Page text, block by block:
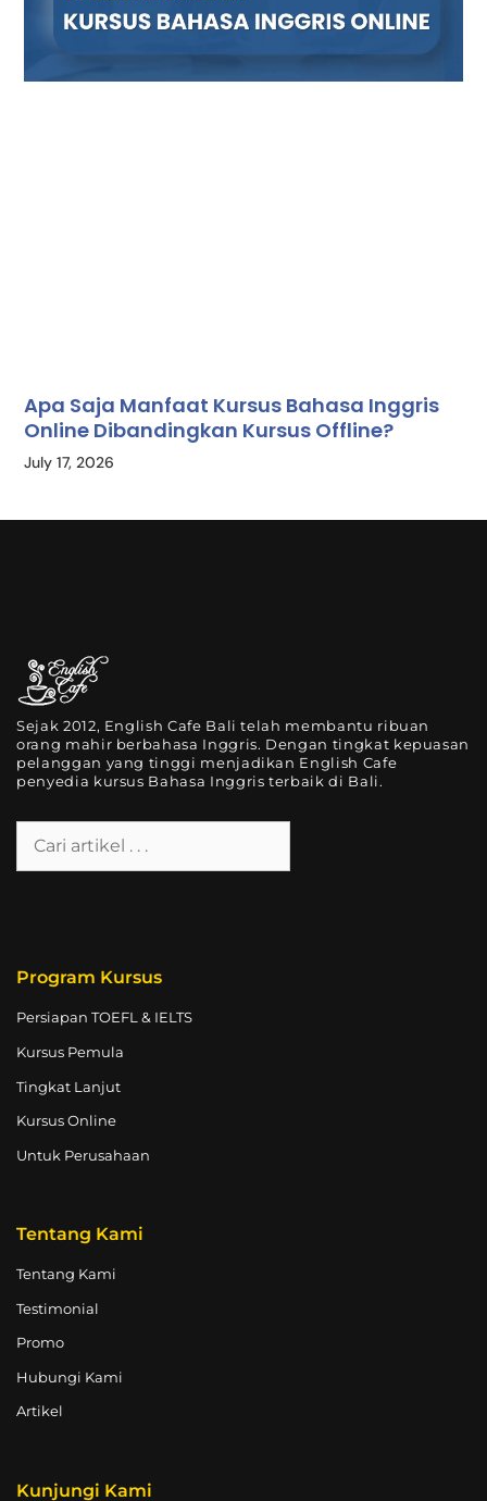
Apa Saja Manfaat Kursus Bahasa Inggris
Online Dibandingkan Kursus Offline?
July 17, 2026
Sejak 2012, English Cafe Bali telah membantu ribuan
orang mahir berbahasa Inggris. Dengan tingkat kepuasan
pelanggan yang tinggi menjadikan English Cafe
penyedia kursus Bahasa Inggris terbaik di Bali.
Program Kursus
Persiapan TOEFL & IELTS
Kursus Pemula
Tingkat Lanjut
Kursus Online
Untuk Perusahaan
Tentang Kami
Tentang Kami
Testimonial
Promo
Hubungi Kami
Artikel
Kunjungi Kami